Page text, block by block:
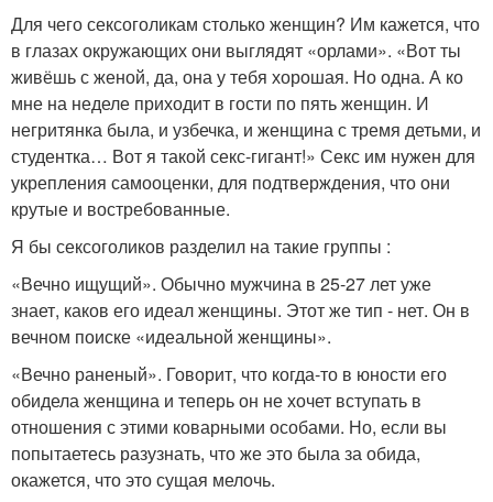
Для чего сексоголикам столько женщин? Им кажется, что
в глазах окружающих они выглядят «орлами». «Вот ты
живёшь с женой, да, она у тебя хорошая. Но одна. А ко
мне на неделе приходит в гости по пять женщин. И
негритянка была, и узбечка, и женщина с тремя детьми, и
студентка… Вот я такой секс-гигант!» Секс им нужен для
укрепления самооценки, для подтверждения, что они
крутые и востребованные.
Я бы сексоголиков разделил на такие группы :
«Вечно ищущий». Обычно мужчина в 25-27 лет уже
знает, каков его идеал женщины. Этот же тип - нет. Он в
вечном поиске «идеальной женщины».
«Вечно раненый». Говорит, что когда-то в юности его
обидела женщина и теперь он не хочет вступать в
отношения с этими коварными особами. Но, если вы
попытаетесь разузнать, что же это была за обида,
окажется, что это сущая мелочь.